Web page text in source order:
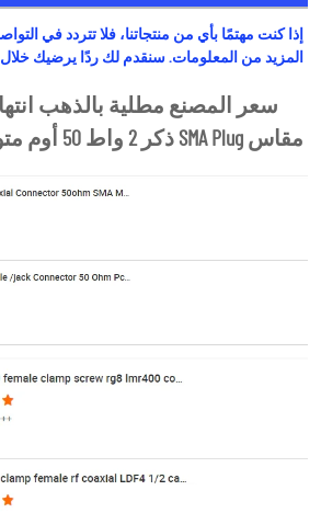
المزيد من المعلومات. سنقدم لك ردًا يرضيك خلال 12 ساعة!
مقاس SMA Plug ذكر 2 واط 50 أوم متوفرة في المخزن